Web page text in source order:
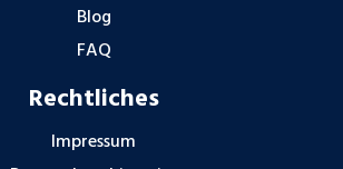
Blog
FAQ
Rechtliches
Impressum